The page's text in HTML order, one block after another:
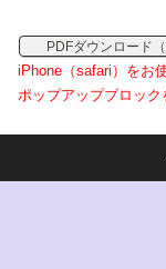
PDFダウンロード（
iPhone（safari）をお
ポップアップブロック